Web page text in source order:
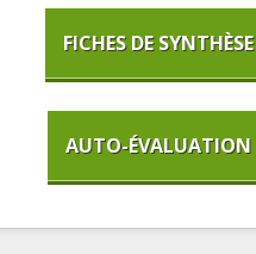
FICHES DE SYNTHÈSE
AUTO-ÉVALUATION